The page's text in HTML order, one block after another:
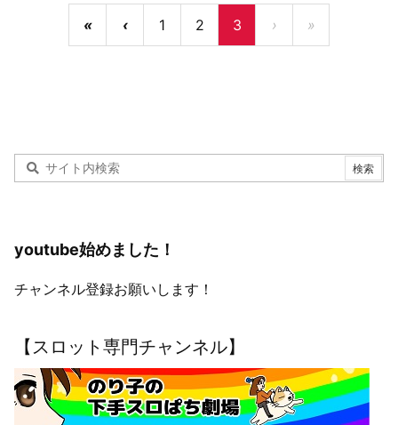
« ‹ 1 2 3 › »
youtube始めました！
チャンネル登録お願いします！
【スロット専門チャンネル】